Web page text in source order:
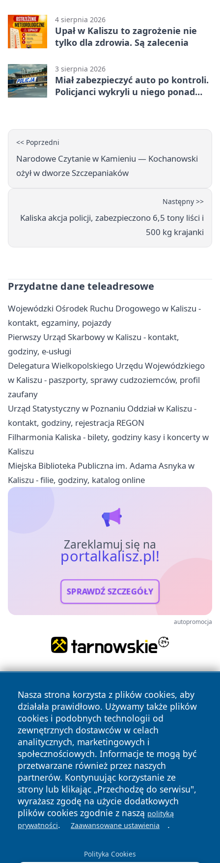
4 sierpnia 2026
Upał w Kaliszu to zagrożenie nie
tylko dla zdrowia. Są zalecenia
3 sierpnia 2026
Miał zabezpieczyć auto po kontroli.
Policjanci wykryli u niego ponad
<< Poprzedni
Narodowe Czytanie w Kamieniu — Kochanowski
ożył w dworze Szczepaniaków
Następny >>
Kaliska akcja policji, zabezpieczono 6,5 tony liści i
500 kg krajanki
Przydatne dane teleadresowe
Wojewódzki Ośrodek Ruchu Drogowego w Kaliszu -
kontakt, egzaminy, pojazdy
Pierwszy Urząd Skarbowy w Kaliszu - kontakt,
godziny, e-usługi
Delegatura Wielkopolskiego Urzędu Wojewódzkiego
w Kaliszu - paszporty, sprawy cudzoziemców, profil
zaufany
Urząd Statystyczny w Poznaniu Oddział w Kaliszu -
kontakt, godziny, rejestracja REGON
Filharmonia Kaliska - bilety, godziny kasy i koncerty w
Kaliszu
Miejska Biblioteka Publiczna im. Adama Asnyka w
Kaliszu - filie, godziny, katalog online
Zareklamuj się na
portalkalisz.pl!
SPRAWDŹ SZCZEGÓŁY
autopromocja
Nasza strona korzysta z plików cookies, aby
działała prawidłowo. Używamy także plików
cookies i podobnych technologii od
zewnętrznych dostawców w celach
analitycznych, marketingowych i
społecznościowych. Informacje te mogą być
przetwarzane również przez naszych
partnerów. Kontynuując korzystanie ze
strony lub klikając „Przechodzę do serwisu",
wyrażasz zgodę na użycie dodatkowych
plików cookies zgodnie z naszą polityką
prywatności. Zaawansowane ustawienia .
Polityka Cookies
Copyright © 2026 portalkalisz.pl Wszystkie prawa
zastrzeżone.
News Autorzy
Polityka
Prywatności
Polityka
Cookies